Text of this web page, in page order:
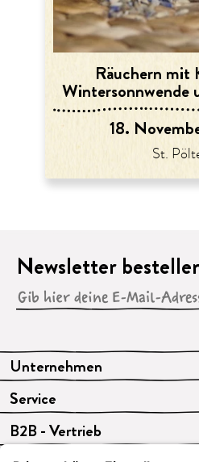
Räuchern mit
Wintersonnwende
18.
St.
Unternehmen
Service
B2B - Vertrieb
Newsletter